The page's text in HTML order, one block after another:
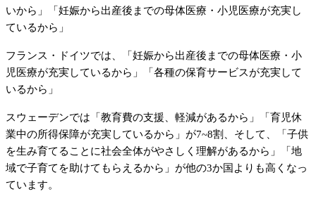
いから」「妊娠から出産後までの母体医療・小児医療が充実し
ているから」
フランス・ドイツでは、「妊娠から出産後までの母体医療・小
児医療が充実しているから」「各種の保育サービスが充実して
いるから」
スウェーデンでは「教育費の支援、軽減があるから」「育児休
業中の所得保障が充実しているから」が7~8割、そして、「子供
を生み育てることに社会全体がやさしく理解があるから」「地
域で子育てを助けてもらえるから」が他の3か国よりも高くなっ
ています。